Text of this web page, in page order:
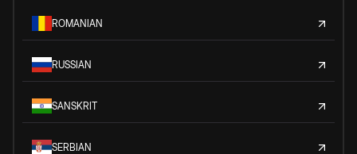
ROMANIAN
RUSSIAN
SANSKRIT
SERBIAN